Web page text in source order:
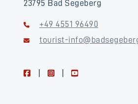
23795 Bad Segeberg
+49 4551 96490
tourist-
facebookinstagramyoutube